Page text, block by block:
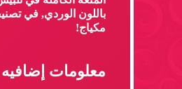
باللون الوردي, في
مكياج!
معلومات